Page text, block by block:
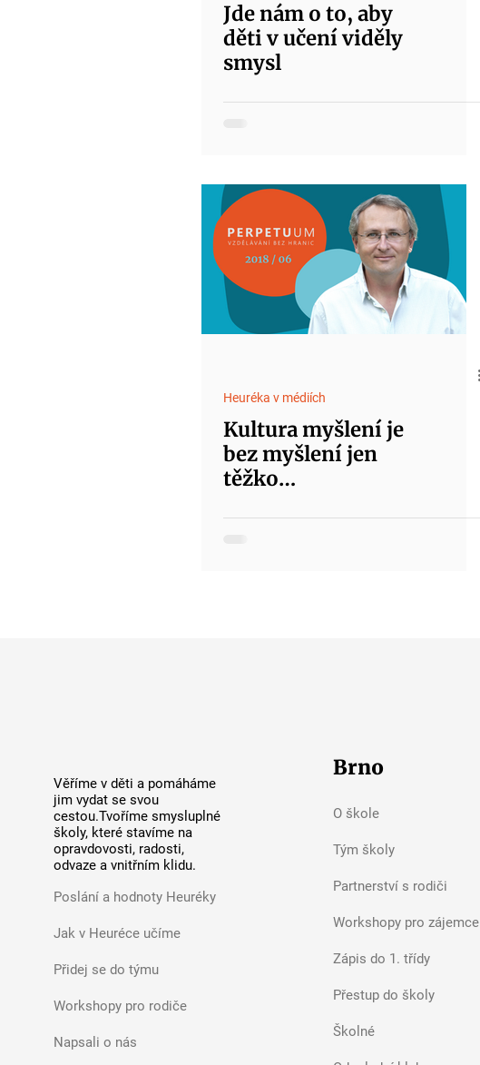
Jde nám o to, aby
děti v učení viděly
smysl
Heuréka v médiích
Kultura myšlení je
bez myšlení jen
těžko
Věříme v děti a pomáháme
jim vydat se svou
cestou.Tvoříme smysluplné
školy, které stavíme na
opravdovosti, radosti,
odvaze a vnitřním klidu.
Poslání a hodnoty Heuréky
Jak v Heuréce učíme
Přidej se do týmu
Workshopy pro rodiče
Napsali o nás
Brno
O škole
Tým školy
Partnerství s rodiči
Workshopy pro zájemce
Zápis do 1. třídy
Přestup do školy
Školné